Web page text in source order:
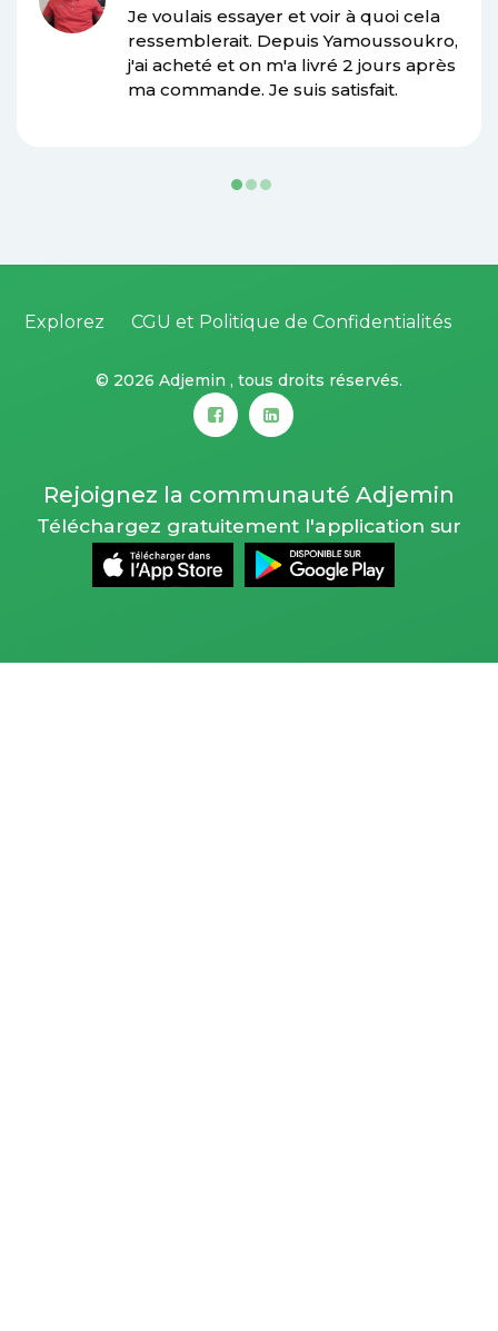
Je voulais essayer et voir à quoi cela
ressemblerait. Depuis Yamoussoukro,
j'ai acheté et on m'a livré 2 jours après
ma commande. Je suis satisfait.
Explorez CGU et Politique de Confidentialités
© 2026 Adjemin , tous droits réservés.
Rejoignez la communauté Adjemin
Téléchargez gratuitement l'application sur